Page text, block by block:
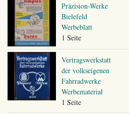
Präzision-Werke
Bielefeld
Werbeblatt
1 Seite
Vertragswerkstatt
der volkseigenen
Fahrradwerke
Werbematerial
1 Seite